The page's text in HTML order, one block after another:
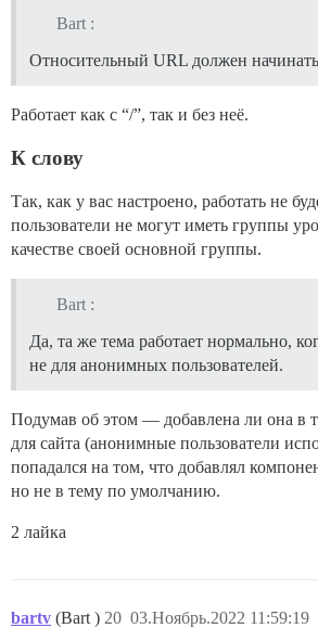
Bart :
Относительный URL должен
Работает как с “/”, так и без неё.
К слову
Так, как у вас настроено, работать не
пользователи не могут иметь группы
качестве своей основной группы.
Bart :
Да, та же тема работает нормально,
не для анонимных пользователей.
Подумав об этом — добавлена ли она в
для сайта (анонимные пользователи
попадался на том, что добавлял
но не в тему по умолчанию.
2 лайка
bartv (Bart ) 03.Ноябрь.2022 11:59:19
20